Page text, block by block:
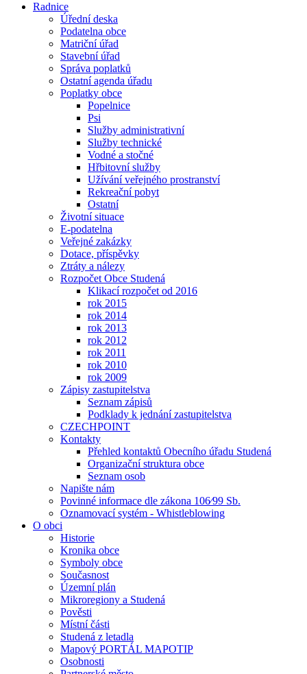
Radnice
Úřední deska
Podatelna obce
Matriční úřad
Stavební úřad
Správa poplatků
Ostatní agenda úřadu
Poplatky obce
Popelnice
Psi
Služby administrativní
Služby technické
Vodné a stočné
Hřbitovní služby
Užívání veřejného prostranství
Rekreační pobyt
Ostatní
Životní situace
E-podatelna
Veřejné zakázky
Dotace, příspěvky
Ztráty a nálezy
Rozpočet Obce Studená
Klikací rozpočet od 2016
rok 2015
rok 2014
rok 2013
rok 2012
rok 2011
rok 2010
rok 2009
Zápisy zastupitelstva
Seznam zápisů
Podklady k jednání zastupitelstva
CZECHPOINT
Kontakty
Přehled kontaktů Obecního úřadu Studená
Organizační struktura obce
Seznam osob
Napište nám
Povinné informace dle zákona 106⁄99 Sb.
Oznamovací systém - Whistleblowing
O obci
Historie
Kronika obce
Symboly obce
Současnost
Územní plán
Mikroregiony a Studená
Pověsti
Místní části
Studená z letadla
Mapový PORTÁL MAPOTIP
Osobnosti